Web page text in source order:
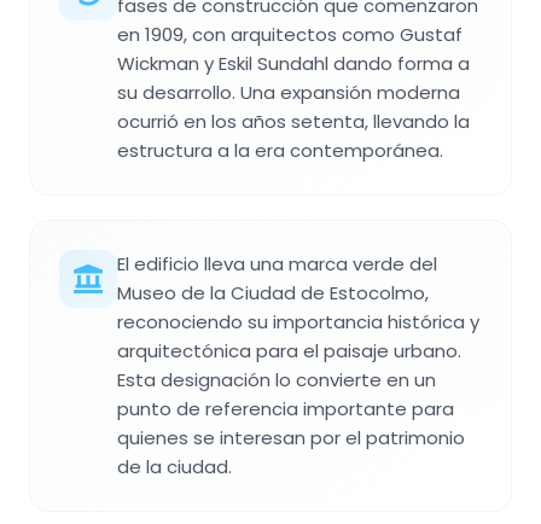
en 1909, con arquitectos como Gustaf
Wickman y Eskil Sundahl dando forma a
su desarrollo. Una expansión moderna
ocurrió en los años setenta, llevando la
estructura a la era contemporánea.
El edificio lleva una marca verde del
Museo de la Ciudad de Estocolmo,
reconociendo su importancia histórica y
arquitectónica para el paisaje urbano.
Esta designación lo convierte en un
punto de referencia importante para
quienes se interesan por el patrimonio
de la ciudad.